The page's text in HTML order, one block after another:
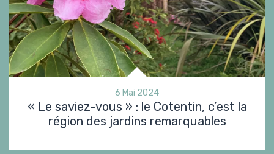
6 Mai 2024
« Le saviez-vous » : le Cotentin, c’est la
région des jardins remarquables